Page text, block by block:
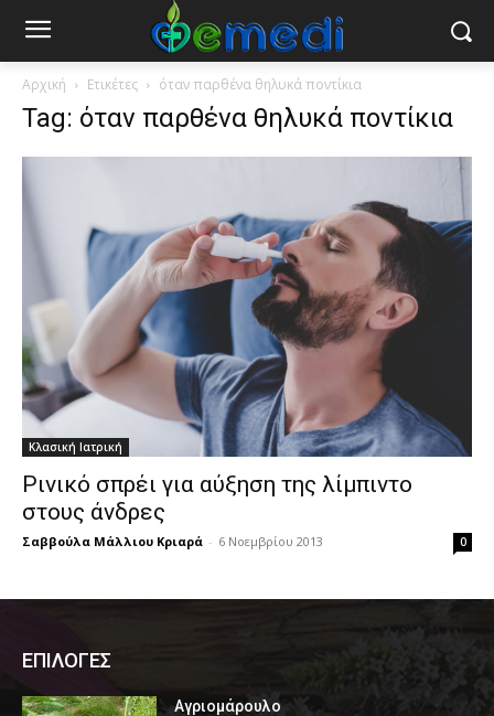
Αρχική Ετικέτες όταν παρθένα θηλυκά ποντίκια
Tag: όταν παρθένα θηλυκά ποντίκια
Κλασική Ιατρική
Ρινικό σπρέι για αύξηση της λίμπιντο
στους άνδρες
Σαββούλα Μάλλιου Κριαρά - 6 Νοεμβρίου 2013 0
ΕΠΙΛΟΓΕΣ
Αγριομάρουλο